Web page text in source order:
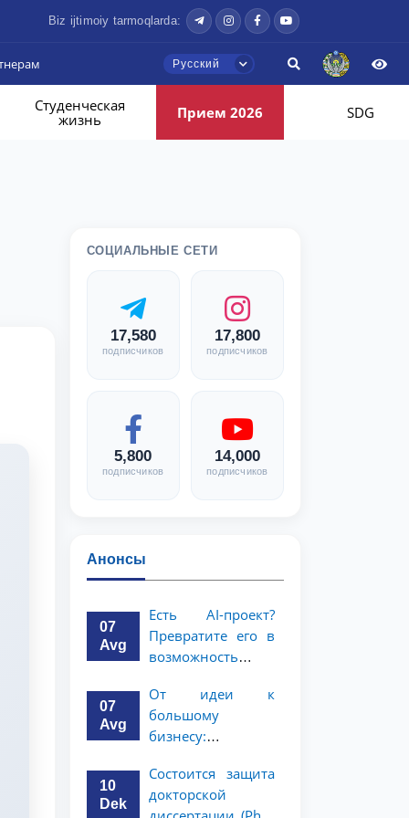
Biz ijtimoiy tarmoqlarda:
Русский
Студенческая
жизнь
Прием 2026 SDG
СОЦИАЛЬНЫЕ СЕТИ
17,580
подписчиков
17,800
подписчиков
5,800
подписчиков
14,000
подписчиков
Анонсы
07
Avg
Есть AI-проект?
Превратите его в
возможность
миллион
долларов!
07
Avg
От идеи к
большому
бизнесу:
миллионов
долларов для
10
Dek
Состоится защита
докторской